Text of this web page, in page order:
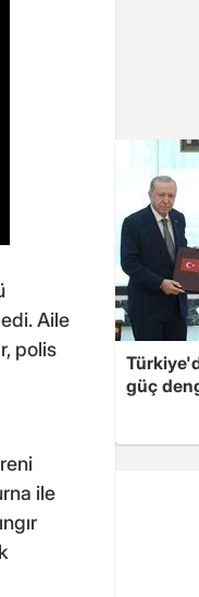
Aile
polis
ile
güç